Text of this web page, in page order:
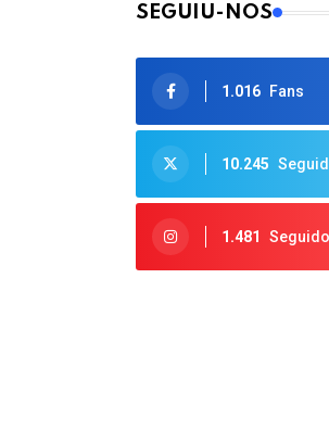
SEGUIU-NOS
1.016 Fans
10.245
1.481